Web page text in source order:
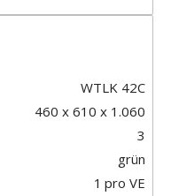
WTLK 42C
460 x 610 x 1.060
3
grün
1 pro VE